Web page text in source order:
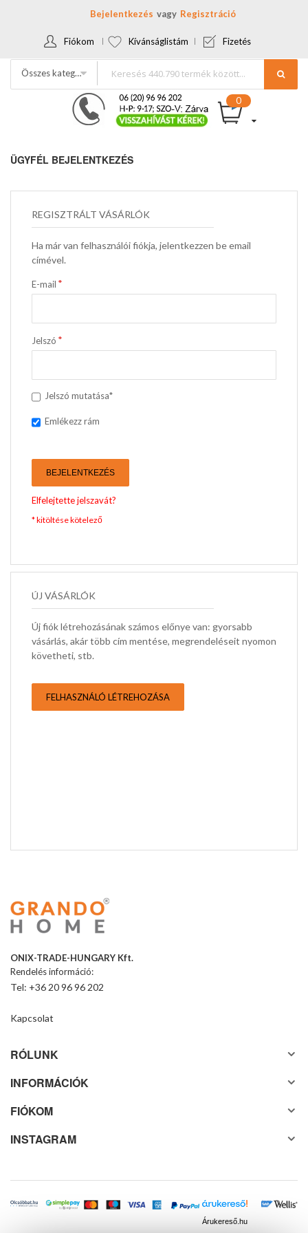
Bejelentkezés Regisztráció
Fiókom Kívánságlistám Fizetés
Összes kategória
ÜGYFÉL BEJELENTKEZÉS
REGISZTRÁLT VÁSÁRLÓK
Ha már van felhasználói fiókja, jelentkezzen be email
címével.
E-mail
Jelszó
Jelszó mutatása*
Emlékezz rám
BEJELENTKEZÉS
Elfelejtette jelszavát?
ÚJ VÁSÁRLÓK
Új fiók létrehozásának számos előnye van: gyorsabb
vásárlás, akár több cím mentése, megrendeléseit nyomon
követheti, stb.
FELHASZNÁLÓ LÉTREHOZÁSA
ONIX-TRADE-HUNGARY Kft.
Rendelés információ:
Tel: +36 20 96 96 202
Kapcsolat
RÓLUNK
INFORMÁCIÓK
FIÓKOM
INSTAGRAM
Árukereső.hu